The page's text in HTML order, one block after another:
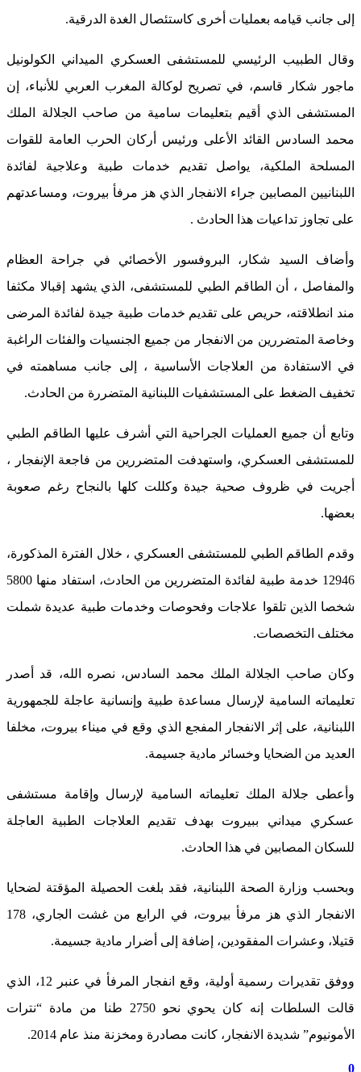
إلى جانب قيامه بعمليات أخرى كاستئصال الغدة الدرقية.
وقال الطبيب الرئيسي للمستشفى العسكري الميداني الكولونيل
ماجور شكار قاسم، في تصريح لوكالة المغرب العربي للأنباء، إن
المستشفى الذي أقيم بتعليمات سامية من صاحب الجلالة الملك
محمد السادس القائد الأعلى ورئيس أركان الحرب العامة للقوات
المسلحة الملكية، يواصل تقديم خدمات طبية وعلاجية لفائدة
اللبنانيين المصابين جراء الانفجار الذي هز مرفأ بيروت، ومساعدتهم
على تجاوز تداعيات هذا الحادث .
وأضاف السيد شكار، البروفسور الأخصائي في جراحة العظام
والمفاصل ، أن الطاقم الطبي للمستشفى، الذي يشهد إقبالا مكثفا
مند انطلاقته، حريص على تقديم خدمات طبية جيدة لفائدة المرضى
وخاصة المتضررين من الانفجار من جميع الجنسيات والفئات الراغبة
في الاستفادة من العلاجات الأساسية ، إلى جانب مساهمته في
تخفيف الضغط على المستشفيات اللبنانية المتضررة من الحادث.
وتابع أن جميع العمليات الجراحية التي أشرف عليها الطاقم الطبي
للمستشفى العسكري، واستهدفت المتضررين من فاجعة الإنفجار ،
أجريت في ظروف صحية جيدة وكللت كلها بالنجاح رغم صعوبة
بعضها.
وقدم الطاقم الطبي للمستشفى العسكري ، خلال الفترة المذكورة،
12946 خدمة طبية لفائدة المتضررين من الحادث، استفاد منها 5800
شخصا الذين تلقوا علاجات وفحوصات وخدمات طبية عديدة شملت
مختلف التخصصات.
وكان صاحب الجلالة الملك محمد السادس، نصره الله، قد أصدر
تعليماته السامية لإرسال مساعدة طبية وإنسانية عاجلة للجمهورية
اللبنانية، على إثر الانفجار المفجع الذي وقع في ميناء بيروت، مخلفا
العديد من الضحايا وخسائر مادية جسيمة.
وأعطى جلالة الملك تعليماته السامية لإرسال وإقامة مستشفى
عسكري ميداني ببيروت بهدف تقديم العلاجات الطبية العاجلة
للسكان المصابين في هذا الحادث.
وبحسب وزارة الصحة اللبنانية، فقد بلغت الحصيلة المؤقتة لضحايا
الانفجار الذي هز مرفأ بيروت، في الرابع من غشت الجاري، 178
قتيلا، وعشرات المفقودين، إضافة إلى أضرار مادية جسيمة.
ووفق تقديرات رسمية أولية، وقع انفجار المرفأ في عنبر 12، الذي
قالت السلطات إنه كان يحوي نحو 2750 طنا من مادة “نترات
الأمونيوم” شديدة الانفجار، كانت مصادرة ومخزنة منذ عام 2014.
0